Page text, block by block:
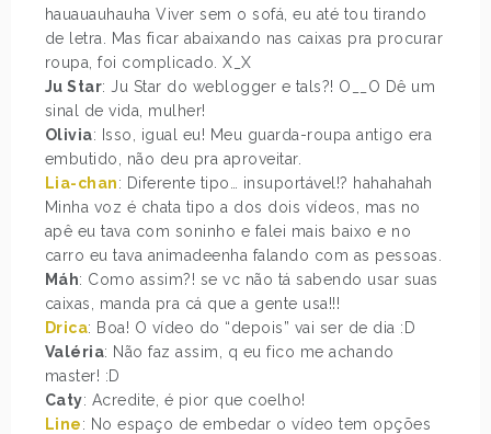
hauauauhauha Viver sem o sofá, eu até tou tirando
de letra. Mas ficar abaixando nas caixas pra procurar
roupa, foi complicado. X_X
Ju Star: Ju Star do weblogger e tals?! O__O Dê um
sinal de vida, mulher!
Olivia: Isso, igual eu! Meu guarda-roupa antigo era
embutido, não deu pra aproveitar.
Lia-chan: Diferente tipo… insuportável!? hahahahah
Minha voz é chata tipo a dos dois vídeos, mas no
apê eu tava com soninho e falei mais baixo e no
carro eu tava animadeenha falando com as pessoas.
Máh: Como assim?! se vc não tá sabendo usar suas
caixas, manda pra cá que a gente usa!!!
Drica: Boa! O vídeo do “depois” vai ser de dia :D
Valéria: Não faz assim, q eu fico me achando
master! :D
Caty: Acredite, é pior que coelho!
Line: No espaço de embedar o vídeo tem opções